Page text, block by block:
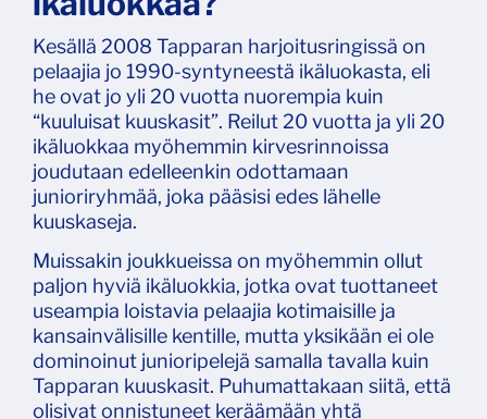
Kesällä 2008 Tapparan harjoitusringissä on
pelaajia jo 1990-syntyneestä ikäluokasta, eli
he ovat jo yli 20 vuotta nuorempia kuin
“kuuluisat kuuskasit”. Reilut 20 vuotta ja yli 20
ikäluokkaa myöhemmin kirvesrinnoissa
joudutaan edelleenkin odottamaan
junioriryhmää, joka pääsisi edes lähelle
kuuskaseja.
Muissakin joukkueissa on myöhemmin ollut
paljon hyviä ikäluokkia, jotka ovat tuottaneet
useampia loistavia pelaajia kotimaisille ja
kansainvälisille kentille, mutta yksikään ei ole
dominoinut junioripelejä samalla tavalla kuin
Tapparan kuuskasit. Puhumattakaan siitä, että
olisivat onnistuneet keräämään yhtä